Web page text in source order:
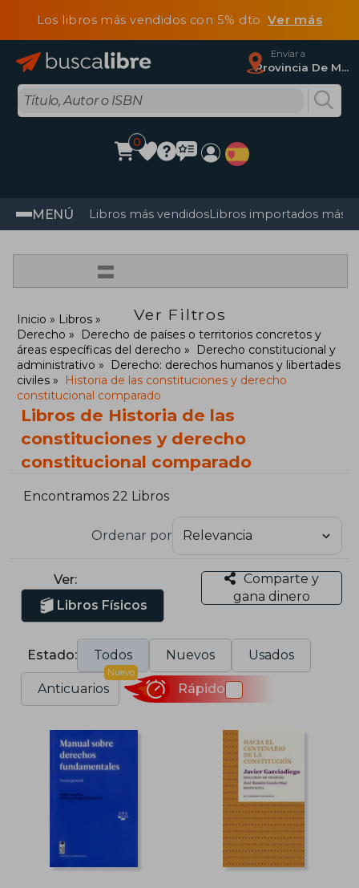
Los libros más vendidos con 5% dtoVer más
Enviar a
Provincia De Madrid
0
MENÚ Libros más vendidosLibros importados más
=
Ver Filtros
Inicio
Libros
Derecho
Derecho de países o territorios concretos y
áreas específicas del derecho
Derecho constitucional y
administrativo
Derecho: derechos humanos y libertades
civiles
Historia de las constituciones y derecho
constitucional comparado
Libros de Historia de las
constituciones y derecho
constitucional comparado
Encontramos 22 Libros
Ordenar por
Ver:
Libros Físicos
Comparte y
gana dinero
Estado: Todos Nuevos Usados
Anticuarios
Nuevo
Rápido